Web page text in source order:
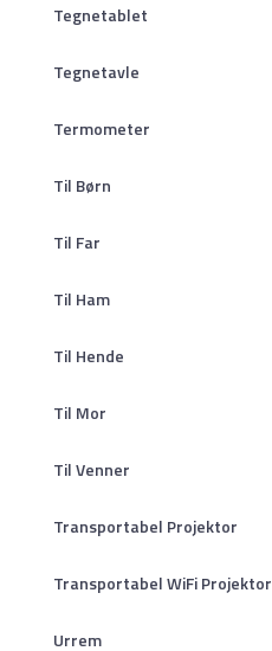
Tegnetablet
Tegnetavle
Termometer
Til Børn
Til Far
Til Ham
Til Hende
Til Mor
Til Venner
Transportabel Projektor
Transportabel WiFi Projektor
Urrem